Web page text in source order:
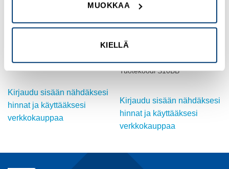
MUOKKAA
KIELLÄ
Tuotekoodi C10A10X230A
Kirjaudu sisään nähdäksesi
hinnat ja käyttääksesi
verkkokauppaa
RELECO
Tuotekoodi S10BB
Kirjaudu sisään nähdäksesi
hinnat ja käyttääksesi
verkkokauppaa